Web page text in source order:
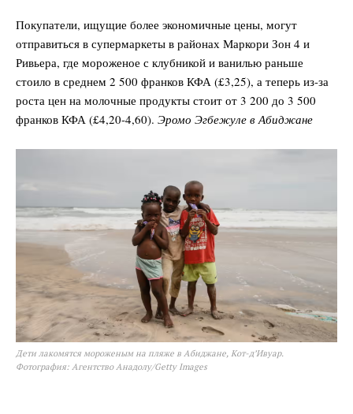
Покупатели, ищущие более экономичные цены, могут
отправиться в супермаркеты в районах Маркори Зон 4 и
Ривьера, где мороженое с клубникой и ванилью раньше
стоило в среднем 2 500 франков КФА (£3,25), а теперь из-за
роста цен на молочные продукты стоит от 3 200 до 3 500
франков КФА (£4,20-4,60). Эромо Эгбежуле в Абиджане
Дети лакомятся мороженым на пляже в Абиджане, Кот-д’Ивуар.
Фотография: Агентство Анадолу/Getty Images